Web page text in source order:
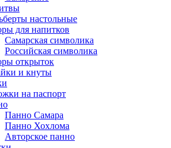
настольные
для напитков
Самарская символика
Российская символика
открыток
и кнуты
на паспорт
Панно Самара
Панно Хохлома
Авторское панно